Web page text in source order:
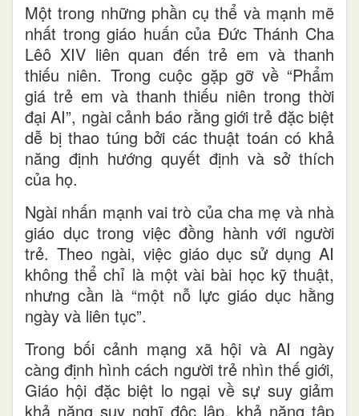
Một trong những phần cụ thể và mạnh mẽ
nhất trong giáo huấn của Đức Thánh Cha
Lêô XIV liên quan đến trẻ em và thanh
thiếu niên. Trong cuộc gặp gỡ về “Phẩm
giá trẻ em và thanh thiếu niên trong thời
đại AI”, ngài cảnh báo rằng giới trẻ đặc biệt
dễ bị thao túng bởi các thuật toán có khả
năng định hướng quyết định và sở thích
của họ.
Ngài nhấn mạnh vai trò của cha mẹ và nhà
giáo dục trong việc đồng hành với người
trẻ. Theo ngài, việc giáo dục sử dụng AI
không thể chỉ là một vài bài học kỹ thuật,
nhưng cần là “một nỗ lực giáo dục hằng
ngày và liên tục”.
Trong bối cảnh mạng xã hội và AI ngày
càng định hình cách người trẻ nhìn thế giới,
Giáo hội đặc biệt lo ngại về sự suy giảm
khả năng suy nghĩ độc lập, khả năng tập